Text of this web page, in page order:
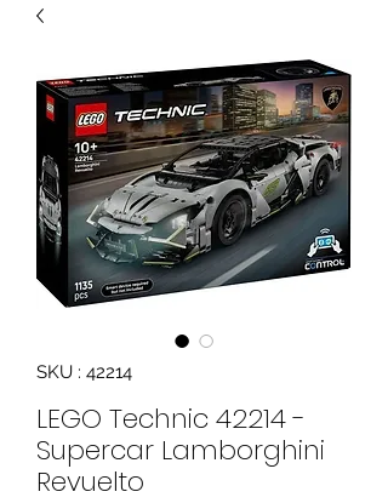
SKU : 42214
LEGO Technic 42214 -
Supercar Lamborghini
Revuelto